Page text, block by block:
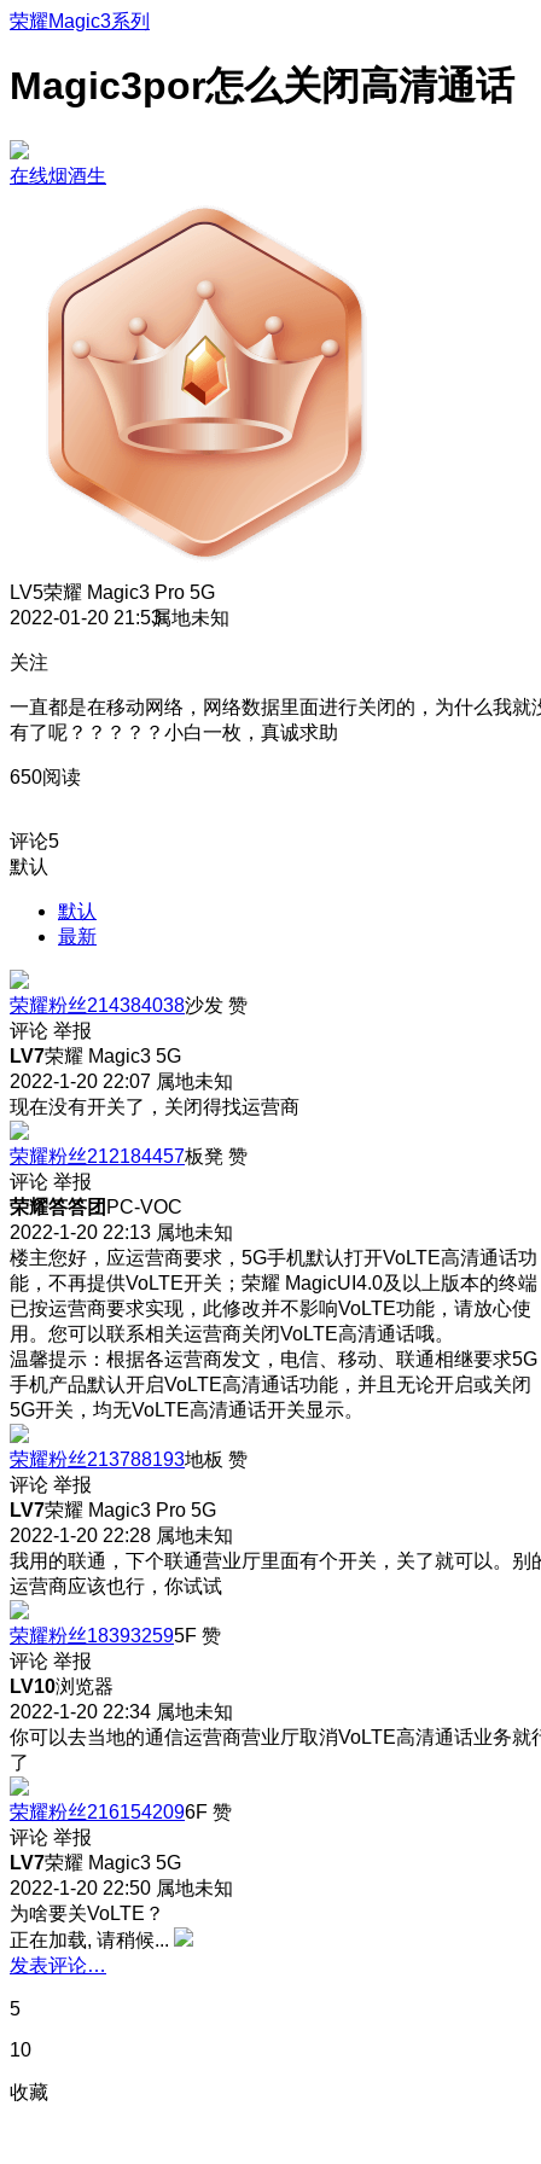
荣耀Magic3系列
Magic3por怎么关闭高清通话
在线烟酒生
LV5荣耀 Magic3 Pro 5G
2022-01-20 21:53属地未知
关注
一直都是在移动网络，网络数据里面进行关闭的，为什么我就
有了呢？？？？？小白一枚，真诚求助
650阅读
评论5
默认
默认
最新
荣耀粉丝214384038沙发 赞
评论 举报
LV7荣耀 Magic3 5G
2022-1-20 22:07 属地未知
现在没有开关了，关闭得找运营商
荣耀粉丝212184457板凳 赞
评论 举报
荣耀答答团 PC-VOC
2022-1-20 22:13 属地未知
楼主您好，应运营商要求，5G手机默认打开VoLTE高清通话功
能，不再提供VoLTE开关；荣耀 MagicUI4.0及以上版本的终端
已按运营商要求实现，此修改并不影响VoLTE功能，请放心使
用。您可以联系相关运营商关闭VoLTE高清通话哦。
温馨提示：根据各运营商发文，电信、移动、联通相继要求5G
手机产品默认开启VoLTE高清通话功能，并且无论开启或关闭
5G开关，均无VoLTE高清通话开关显示。
荣耀粉丝213788193地板 赞
评论 举报
LV7荣耀 Magic3 Pro 5G
2022-1-20 22:28 属地未知
我用的联通，下个联通营业厅里面有个开关，关了就可以。别
运营商应该也行，你试试
荣耀粉丝183932595F 赞
评论 举报
LV10浏览器
2022-1-20 22:34 属地未知
你可以去当地的通信运营商营业厅取消VoLTE高清通话业务就
了
荣耀粉丝2161542096F 赞
评论 举报
LV7荣耀 Magic3 5G
2022-1-20 22:50 属地未知
为啥要关VoLTE？
正在加载, 请稍候...
发表评论…
5
10
收藏